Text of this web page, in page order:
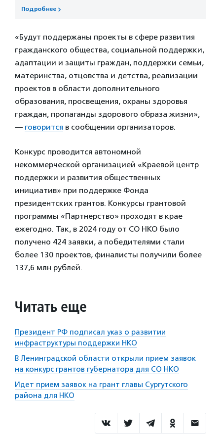
Подробнее
«Будут поддержаны проекты в сфере развития
гражданского общества, социальной поддержки,
адаптации и защиты граждан, поддержки семьи,
материнства, отцовства и детства, реализации
проектов в области дополнительного
образования, просвещения, охраны здоровья
граждан, пропаганды здорового образа жизни»,
— говорится в сообщении организаторов.
Конкурс проводится автономной
некоммерческой организацией «Краевой центр
поддержки и развития общественных
инициатив» при поддержке Фонда
президентских грантов. Конкурсы грантовой
программы «Партнерство» проходят в крае
ежегодно. Так, в 2024 году от СО НКО было
получено 424 заявки, а победителями стали
более 130 проектов, финалисты получили более
137,6 млн рублей.
Читать еще
Президент РФ подписал указ о развитии
инфраструктуры поддержки НКО
В Ленинградской области открыли прием заявок
на конкурс грантов губернатора для СО НКО
Идет прием заявок на грант главы Сургутского
района для НКО